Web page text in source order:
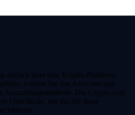
einfach über eine Krypto-Plattform.
wählen Sie das Asset aus und
Auszahlungsmethode. Die Crypto.com
Oberfläche, mit der Sie diese